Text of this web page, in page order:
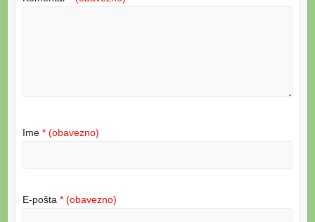
Ime * (obavezno)
E-pošta * (obavezno)